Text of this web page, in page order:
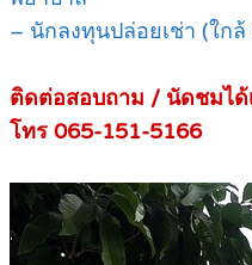
– นักลงทุนปล่อยเช่า (ใกล้
ติดต่อสอบถาม / นัดชมได้
โทร 065-151-5166